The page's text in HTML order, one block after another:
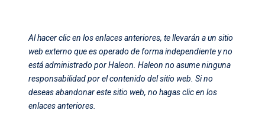
Al hacer clic en los enlaces anteriores, te llevarán a un sitio
web externo que es operado de forma independiente y no
está administrado por Haleon. Haleon no asume ninguna
responsabilidad por el contenido del sitio web. Si no
deseas abandonar este sitio web, no hagas clic en los
enlaces anteriores.